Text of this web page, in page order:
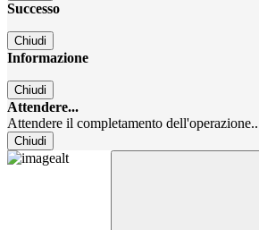
Successo
Chiudi
Informazione
Chiudi
Attendere...
Attendere il completamento
Chiudi